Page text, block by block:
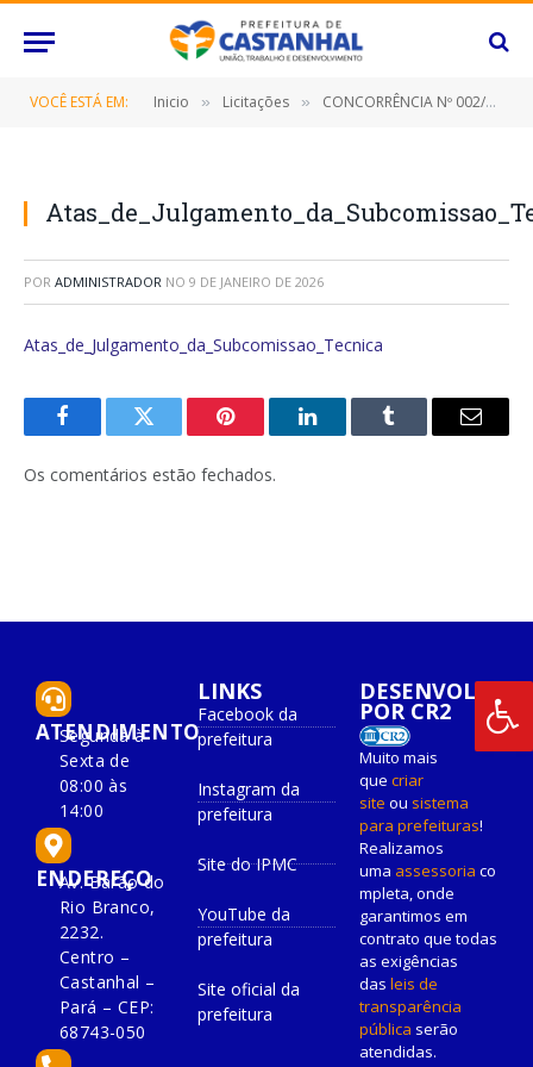
VOCÊ ESTÁ EM: Inicio » Licitações » CONCORRÊNCIA Nº 002/2022 (PRESTAÇÃO DE SERVIÇOS DE PUBLICIDADE, COMPREENDENDO O CONJUNTO DE ATIVIDADES REALIZADAS INTEGRADAMENTE QUE TENHAM POR OBJETIVO O ESTUDO, O PLANEJAMENTO, A CONCEITUAÇÃO, A CONCEPÇÃO, A CRIAÇÃO, A EXECUÇÃO INTERNA, A INTERMEDIAÇÃO E A SUPERVISÃO DA EXECUÇÃO EXTERNA E A DISTRIBUIÇÃO DE AÇÕES PUBLICITÁRIAS PARA PÚBLICOS DE INTERESSE)
POR ADMINISTRADOR NO 9 DE JANEIRO DE 2026
Atas_de_Julgamento_da_Subcomissao_Tecnica
FacebookTwitter Pinterest O
Tumblr
E-
Os comentários estão fechados.
ATENDIMENTO
Segunda à
Sexta de
08:00 às
14:00
ENDEREÇO
Av. Barão do
Rio Branco,
2232.
Centro –
Castanhal –
Pará – CEP:
68743-050
LINKS
Facebook da
prefeitura
Instagram da
prefeitura
Site do IPMC
YouTube da
prefeitura
Site oficial da
prefeitura
DESENVOLVIDO
POR CR2
Muito mais
que criar
site ou sistema
para prefeituras!
Realizamos
uma assessoria co
mpleta, onde
garantimos em
contrato que todas
as exigências
das leis de
transparência
pública serão
atendidas.